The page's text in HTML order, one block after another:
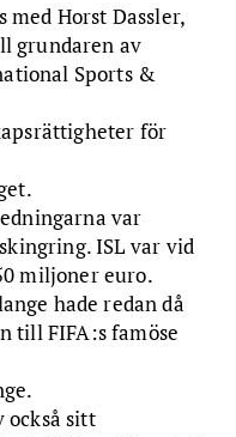
Horst Dassler,
grundaren av
Sports &
för
var
ISL var vid
miljoner euro.
hade redan då
till FIFA:s famöse
också sitt